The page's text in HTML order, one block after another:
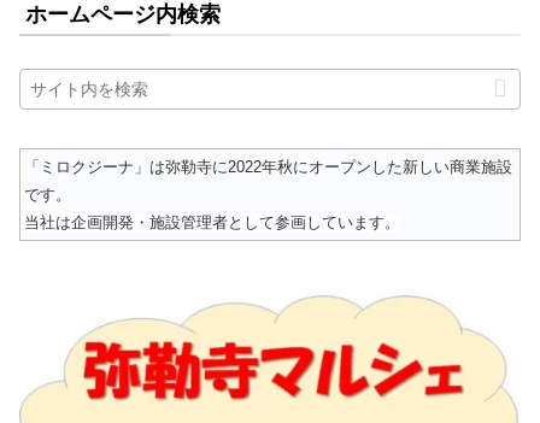
ホームページ内検索
「ミロクジーナ」は弥勒寺に2022年秋にオープンした新しい商業施設
です。
当社は企画開発・施設管理者として参画しています。